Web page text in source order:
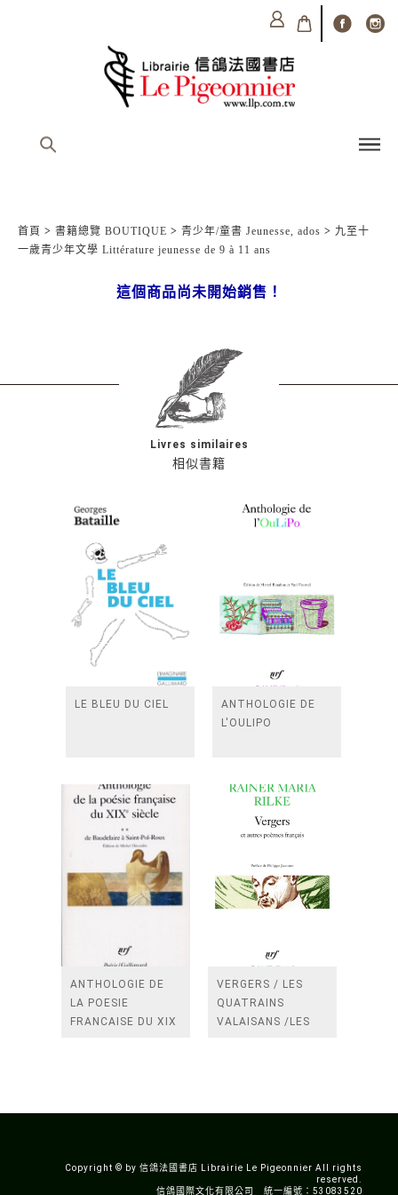
首頁 > 書籍總覽 BOUTIQUE > 青少年/童書 Jeunesse, ados > 九至十
一歲青少年文學 Littérature jeunesse de 9 à 11 ans
這個商品尚未開始銷售！
相似書籍
Livres similaires
LE BLEU DU CIEL
ANTHOLOGIE DE
L'OULIPO
ANTHOLOGIE DE
LA POESIE
FRANCAISE DU XIX
VERGERS / LES
QUATRAINS
VALAISANS /LES
Copyright © by 信鴿法國書店 Librairie Le Pigeonnier All rights
reserved.
信鴿國際文化有限公司 統一編號：53083520